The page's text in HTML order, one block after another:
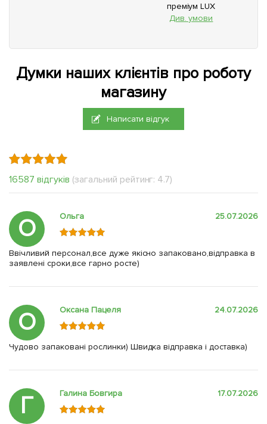
преміум LUX
Див. умови
Думки наших клієнтів про роботу
магазину
Написати відгук
16587 відгуків (загальний рейтинг: 4.7)
О Ольга 25.07.2026
Ввічливий персонал,все дуже якісно запаковано,відправка в
заявлені сроки,все гарно росте)
О Оксана Пацеля 24.07.2026
Чудово запаковані рослинки) Швидка відправка і доставка)
Г Галина Бовгира 17.07.2026